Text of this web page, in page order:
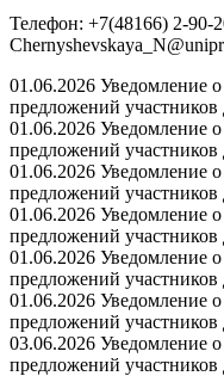
Телефон: +7(48166) 2-90-
01.06.2026 Уведомление
предложений участников
01.06.2026 Уведомление
предложений участников
01.06.2026 Уведомление
предложений участников
01.06.2026 Уведомление
предложений участников
01.06.2026 Уведомление
предложений участников
01.06.2026 Уведомление
предложений участников
03.06.2026 Уведомление
предложений участников